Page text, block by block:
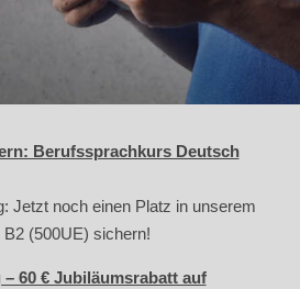
Berufssprachkurs Deutsch
Jetzt noch einen Platz in unserem
(500UE) sichern!
60 € Jubiläumsrabatt auf